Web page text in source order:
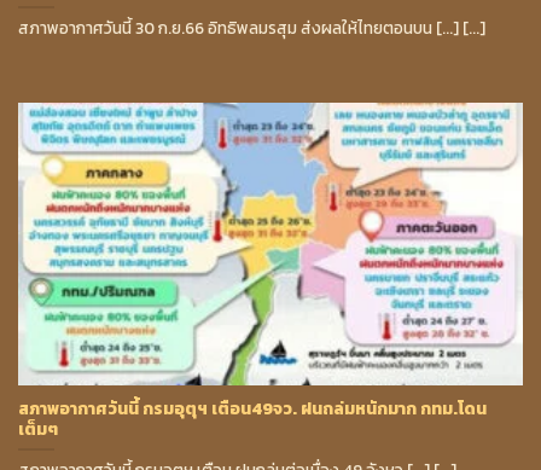
สภาพอากาศวันนี้ 30 ก.ย.66 อิทธิพลมรสุม ส่งผลให้ไทยตอนบน [...] [...]
สภาพอากาศวันนี้ กรมอุตุฯ เตือน49จว. ฝนถล่มหนักมาก กทม.โดน
เต็มๆ